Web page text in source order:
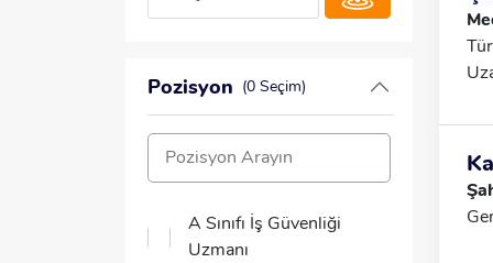
Pozisyon (0 Seçim)
A Sınıfı İş Güvenliği
Uzmanı